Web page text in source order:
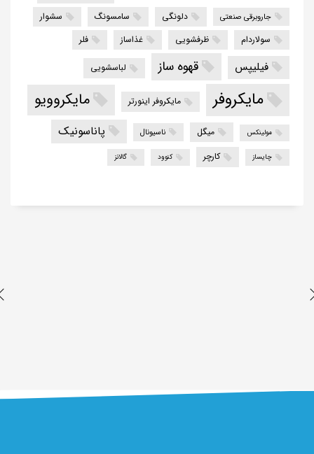
جاروبرقی صنعتی دلونگی سامسونگ
سشوار
سولاردام
ظرفشویی غذاساز فلر
فیلیپس قهوه ساز لباسشویی
مایکروفر مایکروفر اینورتر مایکروویو
مولینکس میگل ناسیونال پاناسونیک
چایساز کارچر کنوود گالانز